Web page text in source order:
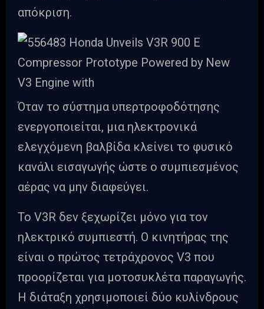
απόκριση.
Όταν το σύστημα υπερτροφοδότησης
ενεργοποιείται, μια ηλεκτρονικά
ελεγχόμενη βαλβίδα κλείνει το φυσικό
κανάλι εισαγωγής ώστε ο συμπιεσμένος
αέρας να μην διαφεύγει.
Το V3R δεν ξεχωρίζει μόνο για τον
ηλεκτρικό συμπιεστή. Ο κινητήρας της
είναι ο πρώτος τετράχρονος V3 που
προορίζεται για μοτοσυκλέτα παραγωγής.
Η διάταξη χρησιμοποιεί δύο κυλίνδρους